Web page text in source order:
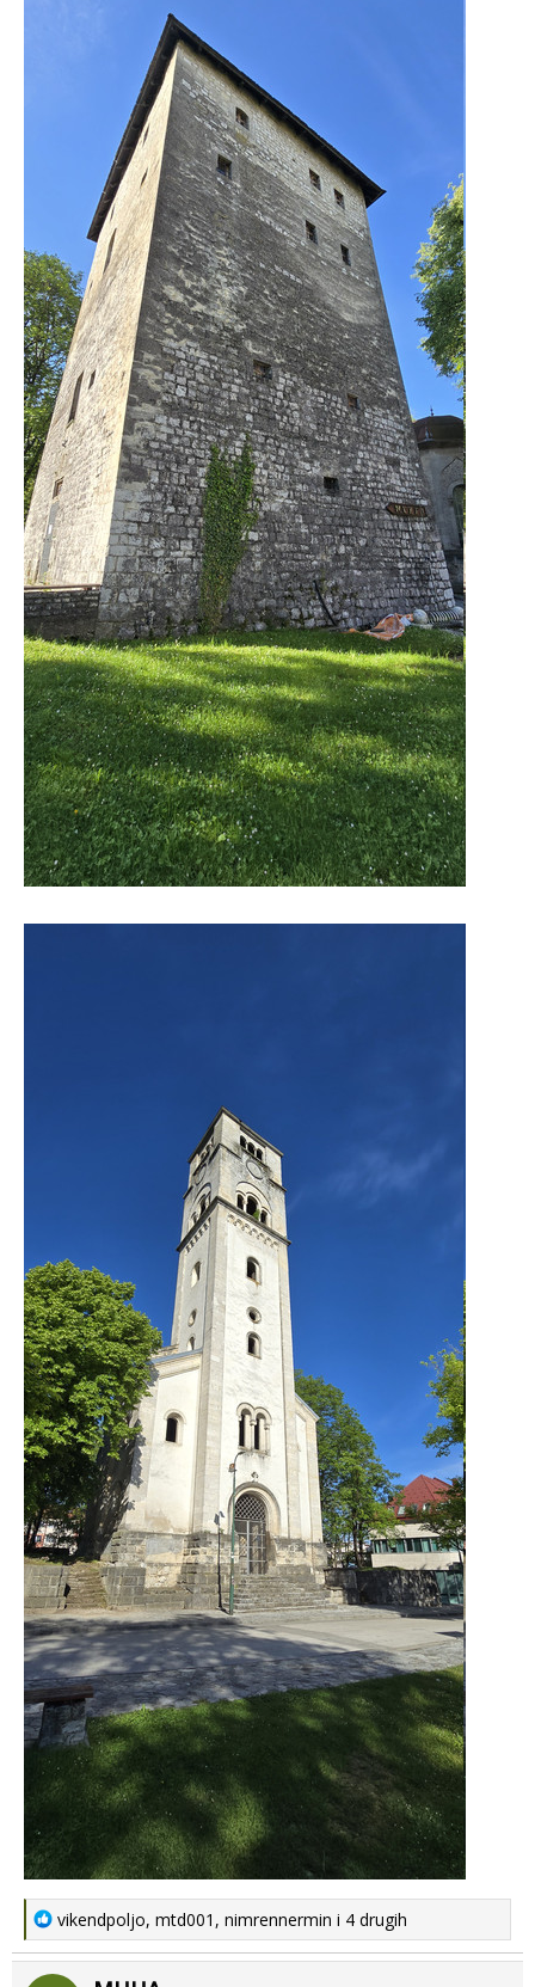
R
e
a
vikendpoljo, mtd001 , nimrennermin i 4 drugih